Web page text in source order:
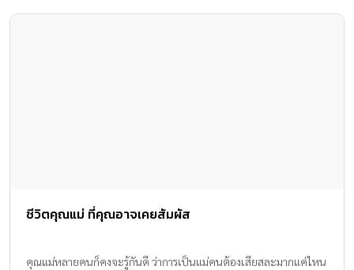
ชีวิตคุณแม่ ที่คุณอาจเคยสัมผัส
คุณแม่หลายคนก็คงจะรู้กันดี ว่าการเป็นแม่คนต้องเสียสละมากแค่ไหน